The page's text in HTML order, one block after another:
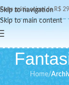
Skip to navigation
Skip to main content
Frete grátis acima de R$
Home/